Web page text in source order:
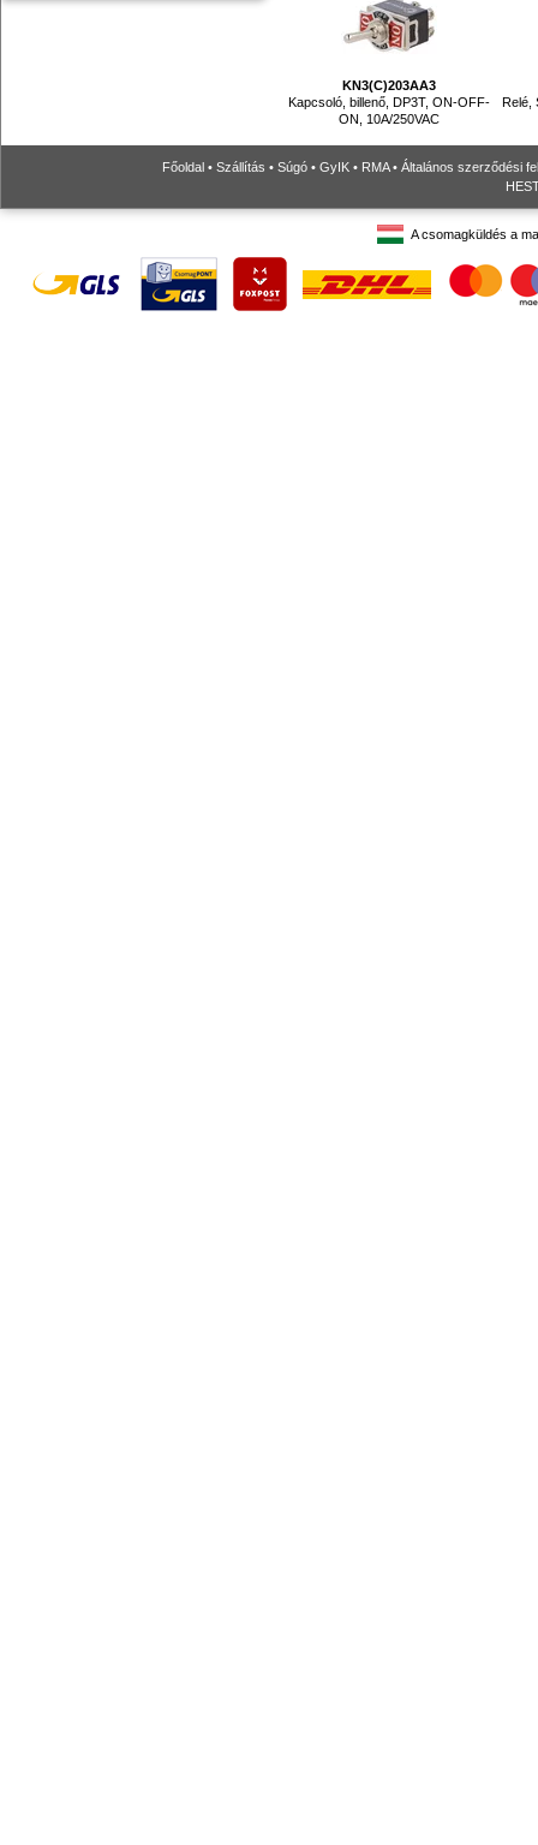
KN3(C)203AA3
Kapcsoló, billenő, DP3T, ON-OFF-
ON, 10A/250VAC
Relé,
Főoldal • Szállítás • Súgó • GyIK • RMA• Általános szerződési
A csomagküldés a